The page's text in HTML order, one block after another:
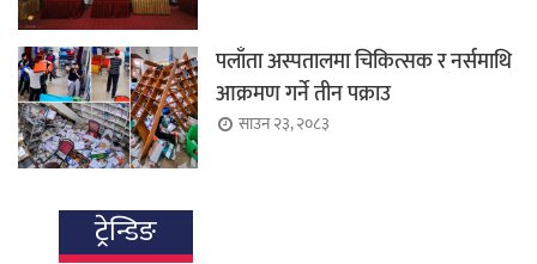
पलाँता अस्पतालमा चिकित्सक र नर्समाथि
आक्रमण गर्ने तीन पक्राउ
साउन २३, २०८३
ट्रेन्डिङ